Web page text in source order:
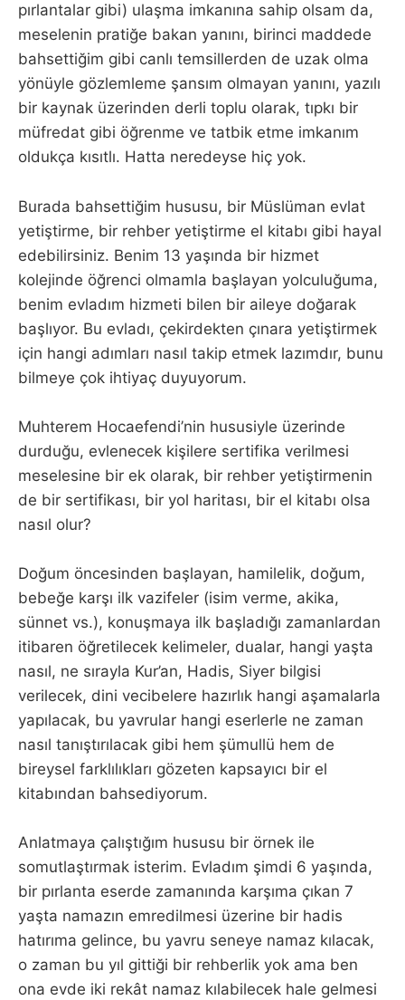
pırlantalar gibi) ulaşma imkanına sahip olsam da,
meselenin pratiğe bakan yanını, birinci maddede
bahsettiğim gibi canlı temsillerden de uzak olma
yönüyle gözlemleme şansım olmayan yanını, yazılı
bir kaynak üzerinden derli toplu olarak, tıpkı bir
müfredat gibi öğrenme ve tatbik etme imkanım
oldukça kısıtlı. Hatta neredeyse hiç yok.
Burada bahsettiğim hususu, bir Müslüman evlat
yetiştirme, bir rehber yetiştirme el kitabı gibi hayal
edebilirsiniz. Benim 13 yaşında bir hizmet
kolejinde öğrenci olmamla başlayan yolculuğuma,
benim evladım hizmeti bilen bir aileye doğarak
başlıyor. Bu evladı, çekirdekten çınara yetiştirmek
için hangi adımları nasıl takip etmek lazımdır, bunu
bilmeye çok ihtiyaç duyuyorum.
Muhterem Hocaefendi’nin hususiyle üzerinde
durduğu, evlenecek kişilere sertifika verilmesi
meselesine bir ek olarak, bir rehber yetiştirmenin
de bir sertifikası, bir yol haritası, bir el kitabı olsa
nasıl olur?
Doğum öncesinden başlayan, hamilelik, doğum,
bebeğe karşı ilk vazifeler (isim verme, akika,
sünnet vs.), konuşmaya ilk başladığı zamanlardan
itibaren öğretilecek kelimeler, dualar, hangi yaşta
nasıl, ne sırayla Kur’an, Hadis, Siyer bilgisi
verilecek, dini vecibelere hazırlık hangi aşamalarla
yapılacak, bu yavrular hangi eserlerle ne zaman
nasıl tanıştırılacak gibi hem şümullü hem de
bireysel farklılıkları gözeten kapsayıcı bir el
kitabından bahsediyorum.
Anlatmaya çalıştığım hususu bir örnek ile
somutlaştırmak isterim. Evladım şimdi 6 yaşında,
bir pırlanta eserde zamanında karşıma çıkan 7
yaşta namazın emredilmesi üzerine bir hadis
hatırıma gelince, bu yavru seneye namaz kılacak,
o zaman bu yıl gittiği bir rehberlik yok ama ben
ona evde iki rekât namaz kılabilecek hale gelmesi